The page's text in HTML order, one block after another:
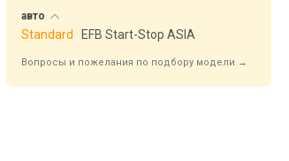
авто
Standard EFB Start-Stop ASIA
Вопросы и пожелания по подбору модели →